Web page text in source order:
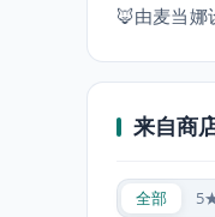
🦊由麦当娜
来自商
全部